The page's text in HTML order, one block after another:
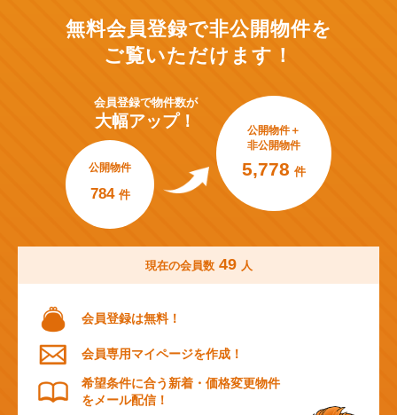
無料会員登録で非公開物件を
ご覧いただけます！
会員登録で物件数が
大幅アップ！
公開物件
784 件
公開物件＋
非公開物件
5,778 件
現在の会員数 49 人
会員登録は無料！
会員専用マイページを作成！
希望条件に合う新着・価格変更物件
をメール配信！